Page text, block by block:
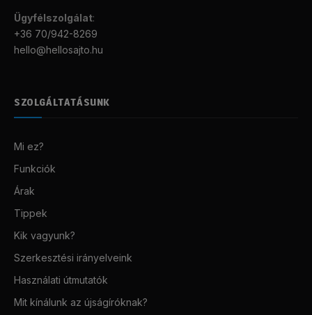
Ügyfélszolgálat:
+36 70/942-8269
hello@hellosajto.hu
SZOLGÁLTATÁSUNK
Mi ez?
Funkciók
Árak
Tippek
Kik vagyunk?
Szerkesztési irányelveink
Használati útmutatók
Mit kínálunk az újságíróknak?